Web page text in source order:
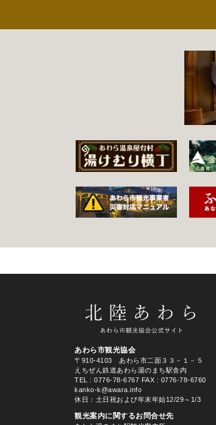
あわら市観光協会
〒910-4103 あわら市二面３３－１－５
えちぜん鉄道あわら湯のまち駅舎内
TEL
: 0776-78-6767 FAX : 0776-78-6760
kanko-k@awara.info
休日：土日祝および年末年始12/29～1/3
観光案内に関するお問合せ先